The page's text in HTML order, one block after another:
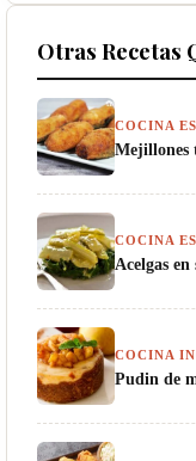
Otras Recetas
COCINA
Mejillones
COCINA
Acelgas
COCINA
Pudin de